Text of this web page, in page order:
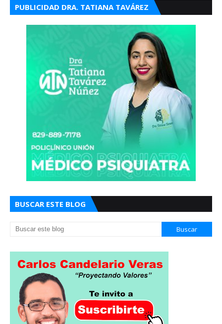
PUBLICIDAD DRA. TATIANA TAVÁREZ
BUSCAR ESTE BLOG